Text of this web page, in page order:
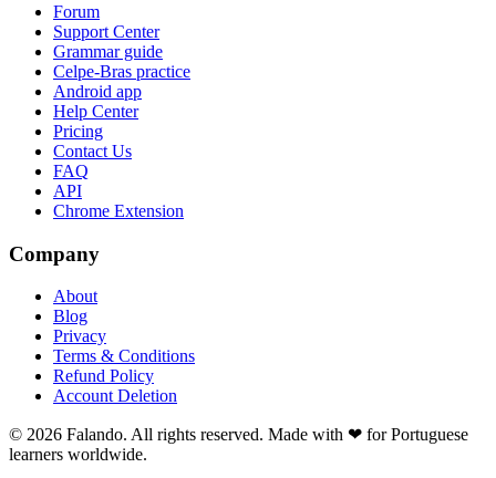
Forum
Support Center
Grammar guide
Celpe-Bras practice
Android app
Help Center
Pricing
Contact Us
FAQ
API
Chrome Extension
Company
About
Blog
Privacy
Terms & Conditions
Refund Policy
Account Deletion
© 2026 Falando. All rights reserved. Made with ❤ for Portuguese
learners worldwide.